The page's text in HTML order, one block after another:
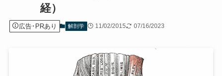
経）
広告･PRあり 解剖学 11/02/2015 07/16/2023